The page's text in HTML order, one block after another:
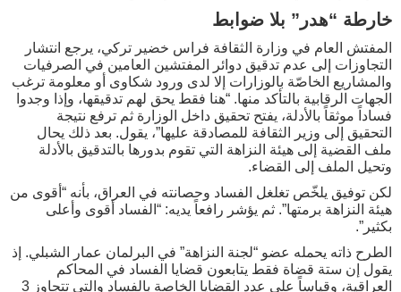
خارطة “هدر” بلا ضوابط
المفتش العام في وزارة الثقافة فراس خضير تركي، يرجع انتشار
التجاوزات إلى عدم تدقيق دوائر المفتشين العامين في الصرفيات
والمشاريع الخاصّة بالوزارات إلا لدى ورود شكاوى أو معلومة ترغب
الجهات الرقابية بالتأكد منها. “هنا فقط يحق لهم تدقيقها، وإذا وجدوا
فساداً موثقاً بالأدلة، يفتح تحقيق داخل الوزارة ثم ترفع نتيجة
التحقيق إلى وزير الثقافة للمصادقة عليها”، يقول. بعد ذلك يحال
ملف القضية إلى هيئة النزاهة التي تقوم بدورها بالتدقيق بالأدلة
وتحيل الملف إلى القضاء.
لكن توفيق يلخّص تغلغل الفساد وحصانته في العراق، بأنه “أقوى من
هيئة النزاهة برمتها”. ثم يؤشر رافعاً يديه: “الفساد أقوى وأعلى
بكثير”.
الطرح ذاته يحمله عضو “لجنة النزاهة” في البرلمان عمار الشبلي. إذ
يقول إن ستة قضاة فقط يتابعون قضايا الفساد في المحاكم
العراقية، وقياساً على عدد القضايا الخاصة بالفساد والتي تتجاوز 3